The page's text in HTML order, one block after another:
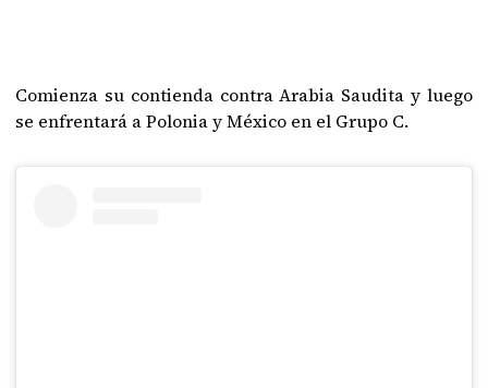
Comienza su contienda contra Arabia Saudita y luego
se enfrentará a Polonia y México en el Grupo C.